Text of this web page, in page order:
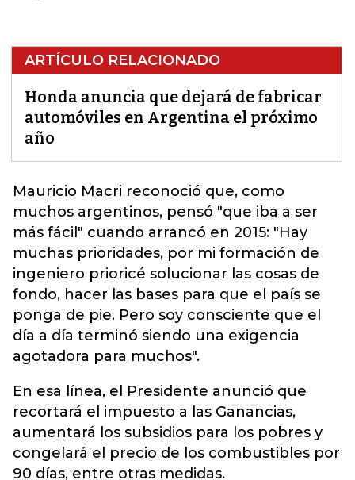
ARTÍCULO RELACIONADO
Honda anuncia que dejará de fabricar
automóviles en Argentina el próximo
año
Mauricio Macri reconoció que, como
muchos argentinos, pensó "que iba a ser
más fácil" cuando arrancó en 2015: "Hay
muchas prioridades, por mi formación de
ingeniero prioricé solucionar las cosas de
fondo, hacer las bases para que el país se
ponga de pie. Pero soy consciente que el
día a día terminó siendo una exigencia
agotadora para muchos".
En esa línea, el Presidente anunció que
recortará el impuesto a las Ganancias,
aumentará los subsidios para los pobres y
congelará el precio de los combustibles por
90 días, entre otras medidas.